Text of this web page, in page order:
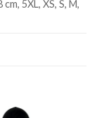
5XL, XS, S, M,